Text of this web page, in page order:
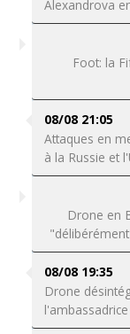
Alexandrova
Foot: la
08/08 21:05
Attaques en
à la Russie et
Drone en
08/08 19:35
Drone